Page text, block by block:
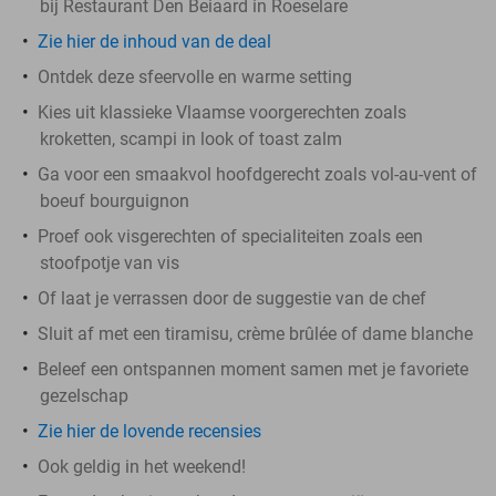
bij Restaurant Den Beiaard in Roeselare
Zie hier de inhoud van de deal
Ontdek deze sfeervolle en warme setting
Kies uit klassieke Vlaamse voorgerechten zoals
kroketten, scampi in look of toast zalm
Ga voor een smaakvol hoofdgerecht zoals vol-au-vent of
boeuf bourguignon
Proef ook visgerechten of specialiteiten zoals een
stoofpotje van vis
Of laat je verrassen door de suggestie van de chef
Sluit af met een tiramisu, crème brûlée of dame blanche
Beleef een ontspannen moment samen met je favoriete
gezelschap
Zie hier de lovende recensies
Ook geldig in het weekend!